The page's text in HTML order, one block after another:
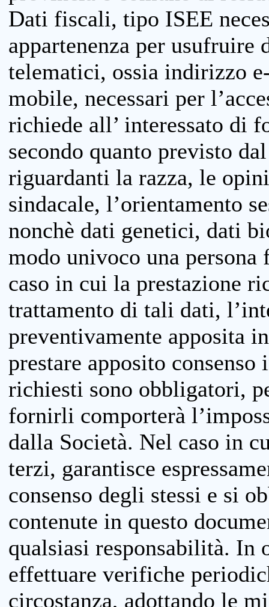
Dati fiscali, tipo ISEE
appartenenza per
telematici, ossia indirizzo
mobile, necessari per
richiede all’ interessato di
secondo quanto previsto
riguardanti la razza, le
sindacale, l’orientamento
nonchè dati genetici, dati
modo univoco una
caso in cui la prestazione
trattamento di tali dati,
preventivamente apposita
prestare apposito
richiesti sono obbligatori,
fornirli comporterà
dalla Società. Nel caso in
terzi, garantisce
consenso degli stessi e si
contenute in questo
qualsiasi responsabilità. In
effettuare verifiche
circostanza, adottando le